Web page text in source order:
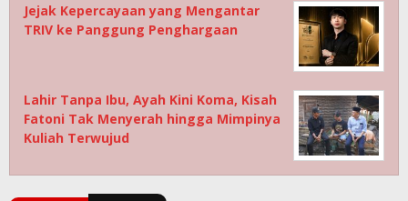
Jejak Kepercayaan yang Mengantar
TRIV ke Panggung Penghargaan
Lahir Tanpa Ibu, Ayah Kini Koma, Kisah
Fatoni Tak Menyerah hingga Mimpinya
Kuliah Terwujud